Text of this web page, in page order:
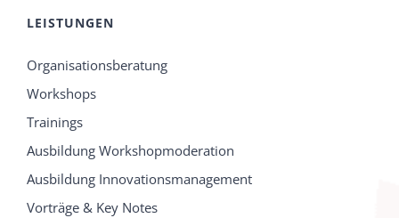
LEISTUNGEN
Organisationsberatung
Workshops
Trainings
Ausbildung Workshopmoderation
Ausbildung Innovationsmanagement
Vorträge & Key Notes